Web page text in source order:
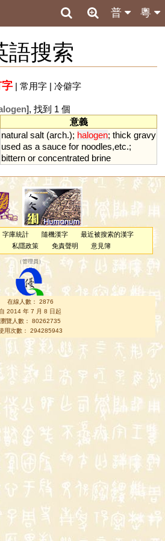
粵
普
語搜索
| 常用字| 冷僻字
], 找到 1 個
意義
natural salt (arch.); halogen; thick gravy
used as a sauce for noodles,etc.;
bittern or concentrated brine
字庫統計 隨機漢字
最近被搜索的漢字
私隱政策 免責聲明 意見簿
（管理員 ）
在線人數： 2876
自 2014 年 7 月 8 日起
瀏覽人數： 80262735
用次數： 294285943